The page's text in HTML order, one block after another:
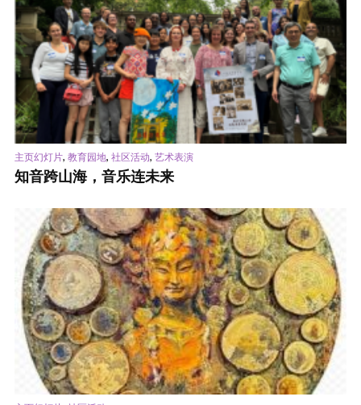
主页幻灯片, 教育园地, 社区活动, 艺术表演
知音跨山海，音乐连未来